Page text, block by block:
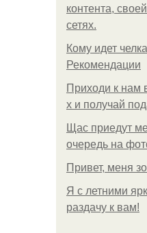
контента,
сетях.
Кому идет
Рекомендации
Приходи к нам
х и получай
Щас приедут
очередь на
Привет, меня
Я с летними
раздачу к вам!